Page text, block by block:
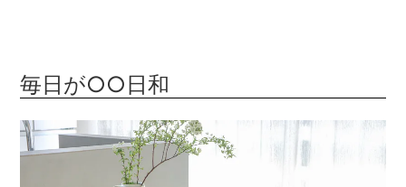
毎日が○○日和